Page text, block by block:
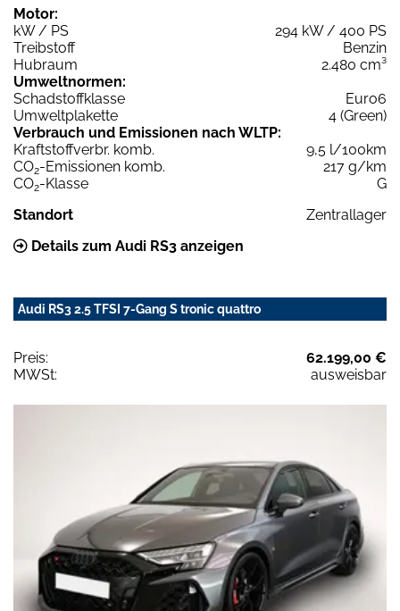
Motor:
kW / PS
294 kW / 400 PS
Treibstoff
Benzin
Hubraum
2.480 cm³
Umweltnormen:
Schadstoffklasse
Euro6
Umweltplakette
4 (Green)
Verbrauch und Emissionen nach WLTP:
Kraftstoffverbr. komb.
9,5 l/100km
CO2-Emissionen komb.
217 g/km
CO2-Klasse
G
Standort
Zentrallager
Details zum Audi RS3 anzeigen
Audi RS3 2.5 TFSI 7-Gang S tronic quattro
Preis:
62.199,00 €
MWSt:
ausweisbar